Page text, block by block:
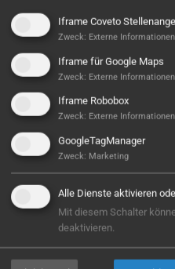
CNC Center
WEITERLESEN
Iframe Coveto
Zweck: Externe Informationen
Iframe für Google Maps
Zweck: Externe Informationen
Iframe Robobox
Zweck: Externe Informationen
GoogleTagManager
Zweck: Marketing
Alle Dienste aktivieren
Mit diesem Schalter
deaktivieren.